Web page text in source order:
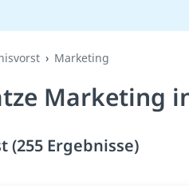
Marketing
Marketing
Ergebnisse)